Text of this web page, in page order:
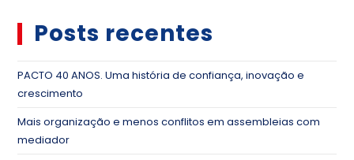
Posts recentes
PACTO 40 ANOS. Uma história de confiança, inovação e
crescimento
Mais organização e menos conflitos em assembleias com
mediador